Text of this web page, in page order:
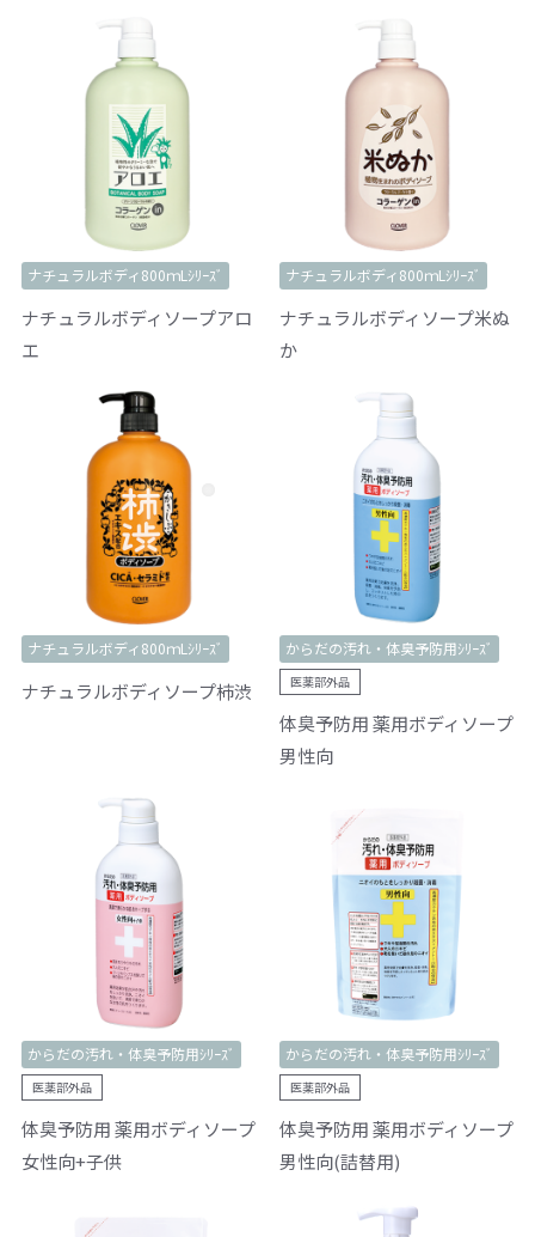
ナチュラルボディ800ｍLｼﾘｰｽﾞ
ナチュラルボディソープアロ
エ
ナチュラルボディ800ｍLｼﾘｰｽﾞ
ナチュラルボディソープ米ぬ
か
ナチュラルボディ800ｍLｼﾘｰｽﾞ
ナチュラルボディソープ柿渋
からだの汚れ・体臭予防用ｼﾘｰｽﾞ
医薬部外品
体臭予防用 薬用ボディソープ
男性向
からだの汚れ・体臭予防用ｼﾘｰｽﾞ
医薬部外品
体臭予防用 薬用ボディソープ
女性向+子供
からだの汚れ・体臭予防用ｼﾘｰｽﾞ
医薬部外品
体臭予防用 薬用ボディソープ
男性向(詰替用)